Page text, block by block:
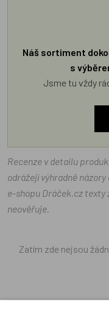
Náš sortiment
s
Jsme tu vždy
Recenze v detailu
odrážejí výhradně
e-shopu Dráček.cz texty
neověřuje.
Zatím zde nejsou